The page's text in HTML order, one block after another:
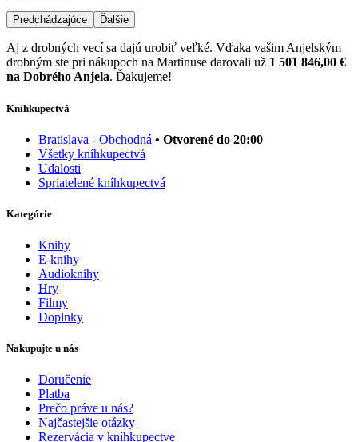
Predchádzajúce Ďalšie
Aj z drobných vecí sa dajú urobiť veľké. Vďaka vašim Anjelským
drobným ste pri nákupoch na Martinuse darovali už 1 501 846,00 €
na Dobrého Anjela. Ďakujeme!
Kníhkupectvá
Bratislava - Obchodná • Otvorené do 20:00
Všetky kníhkupectvá
Udalosti
Spriatelené kníhkupectvá
Kategórie
Knihy
E-knihy
Audioknihy
Hry
Filmy
Doplnky
Nakupujte u nás
Doručenie
Platba
Prečo práve u nás?
Najčastejšie otázky
Rezervácia v kníhkupectve